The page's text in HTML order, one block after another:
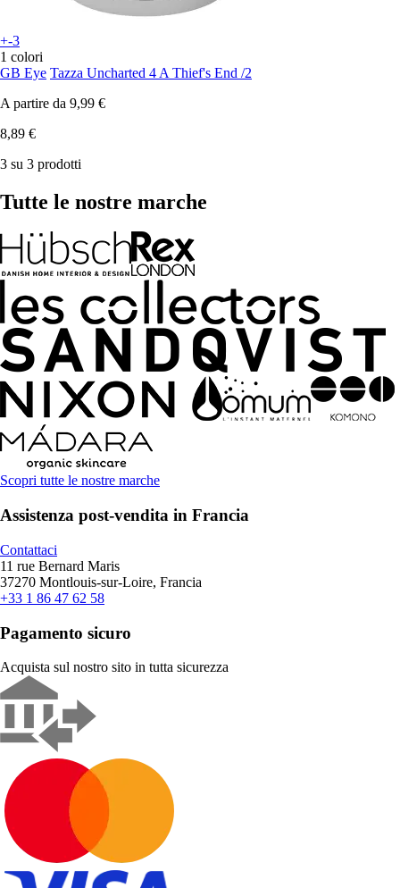
+-3
1 colori
GB Eye Tazza Uncharted 4 A Thief's End /2
A partire da 9,99 €
8,89 €
3 su 3 prodotti
Tutte le nostre marche
Scopri tutte le nostre marche
Assistenza post-vendita in Francia
Contattaci
11 rue Bernard Maris
37270 Montlouis-sur-Loire, Francia
+33 1 86 47 62 58
Pagamento sicuro
Acquista sul nostro sito in tutta sicurezza